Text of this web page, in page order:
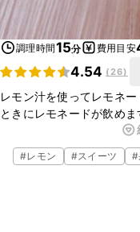
調理時間15分 費用目安
4.54 (26)
レモン汁を使ってレモネ
ときにレモネードが飲めま
炭酸で割ってレモンスカ
レモンの酸っぱさと甘味
簡単に作れますので、せ
#レモン #スイーツ #